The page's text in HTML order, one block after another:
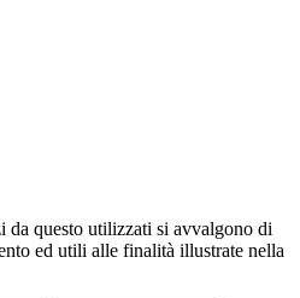
da questo utilizzati si avvalgono di
ed utili alle finalità illustrate nella